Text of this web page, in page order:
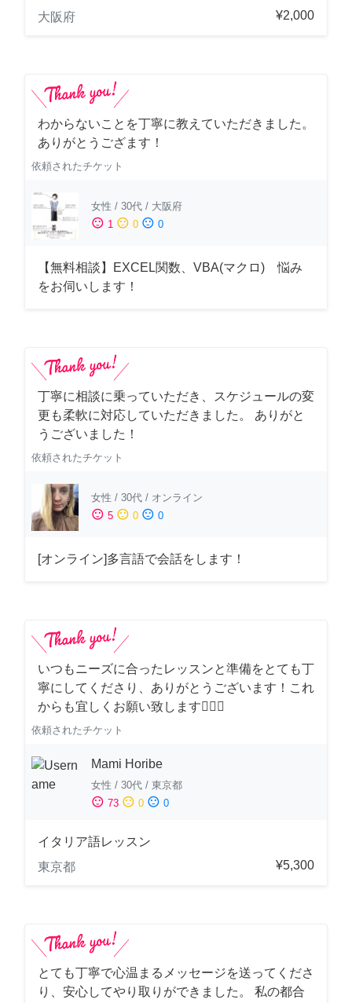
大阪府
¥2,000
わからないことを丁寧に教えていただきました。
ありがとうござます！
依頼されたチケット
女性 / 30代 / 大阪府
sentiment_satisfied 1 sentiment_neutral 0 sentiment_dissatisfied 0
【無料相談】EXCEL関数、VBA(マクロ) 悩み
をお伺いします！
丁寧に相談に乗っていただき、スケジュールの変
更も柔軟に対応していただきました。 ありがと
うございました！
依頼されたチケット
女性 / 30代 / オンライン
sentiment_satisfied 5 sentiment_neutral 0 sentiment_dissatisfied 0
[オンライン]多言語で会話をします！
いつもニーズに合ったレッスンと準備をとても丁
寧にしてくださり、ありがとうございます！これ
からも宜しくお願い致します🙇‍♀️✨
依頼されたチケット
Mami Horibe
女性 / 30代 / 東京都
sentiment_satisfied 73 sentiment_neutral 0 sentiment_dissatisfied 0
イタリア語レッスン
東京都
¥5,300
とても丁寧で心温まるメッセージを送ってくださ
り、安心してやり取りができました。 私の都合